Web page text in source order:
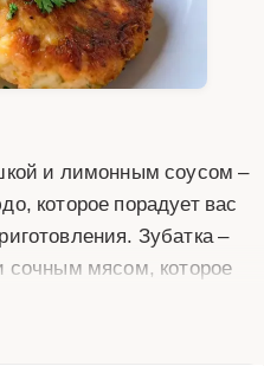
и лимонным соусом –
которое порадует вас
Зубатка –
сочным мясом, которое
аромат, а лимонный